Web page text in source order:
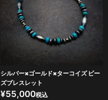
シルバー×ゴールド×ターコイズ ビー
ズブレスレット
¥55,000税込